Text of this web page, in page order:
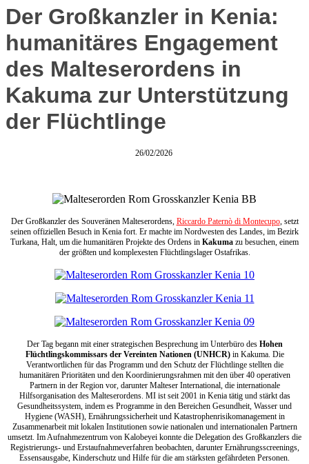
Der Großkanzler in Kenia:
humanitäres Engagement
des Malteserordens in
Kakuma zur Unterstützung
der Flüchtlinge
26/02/2026
Der Großkanzler des Souveränen Malteserordens, Riccardo Paternò di Montecupo, setzt
seinen offiziellen Besuch in Kenia fort. Er machte im Nordwesten des Landes, im Bezirk
Turkana, Halt, um die humanitären Projekte des Ordens in Kakuma zu besuchen, einem
der größten und komplexesten Flüchtlingslager Ostafrikas.
Der Tag begann mit einer strategischen Besprechung im Unterbüro des Hohen
Flüchtlingskommissars der Vereinten Nationen (UNHCR)in Kakuma. Die
Verantwortlichen für das Programm und den Schutz der Flüchtlinge stellten die
humanitären Prioritäten und den Koordinierungsrahmen mit den über 40 operativen
Partnern in der Region vor, darunter Malteser International, die internationale
Hilfsorganisation des Malteserordens. MI ist seit 2001 in Kenia tätig und stärkt das
Gesundheitssystem, indem es Programme in den Bereichen Gesundheit, Wasser und
Hygiene (WASH), Ernährungssicherheit und Katastrophenrisikomanagement in
Zusammenarbeit mit lokalen Institutionen sowie nationalen und internationalen Partnern
umsetzt. Im Aufnahmezentrum von Kalobeyei konnte die Delegation des Großkanzlers die
Registrierungs- und Erstaufnahmeverfahren beobachten, darunter Ernährungsscreenings,
Essensausgabe, Kinderschutz und Hilfe für die am stärksten gefährdeten Personen.